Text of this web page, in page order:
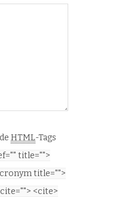
HTML-Tags
title="">
title="">
<cite>